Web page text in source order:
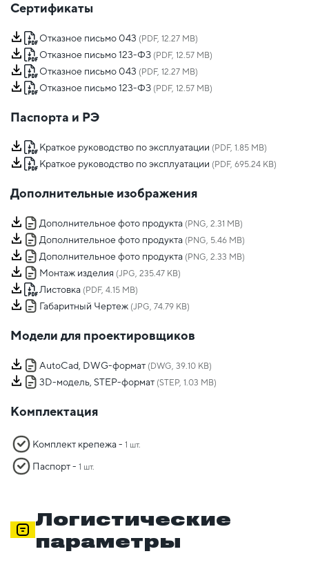
Сертификаты
Отказное письмо 043 (PDF, 12.27 MB)
Отказное письмо 123-ФЗ (PDF, 12.57 MB)
Отказное письмо 043 (PDF, 12.27 MB)
Отказное письмо 123-ФЗ (PDF, 12.57 MB)
Паспорта и РЭ
Краткое руководство по эксплуатации (PDF, 1.85 MB)
Краткое руководство по эксплуатации (PDF, 695.24 KB)
Дополнительные изображения
Дополнительное фото продукта (PNG, 2.31 MB)
Дополнительное фото продукта (PNG, 5.46 MB)
Дополнительное фото продукта (PNG, 2.33 MB)
Монтаж изделия (JPG, 235.47 KB)
Листовка (PDF, 4.15 MB)
Габаритный Чертеж (JPG, 74.79 KB)
Модели для проектировщиков
AutoCad, DWG-формат (DWG, 39.10 KB)
3D-модель, STEP-формат (STEP, 1.03 MB)
Комплектация
Комплект крепежа - 1 шт.
Паспорт - 1 шт.
Логистические
параметры